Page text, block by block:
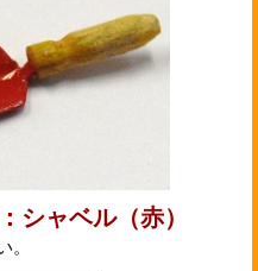
シャベル（赤）
。